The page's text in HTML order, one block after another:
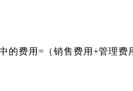
费用=（销售费用+管理费